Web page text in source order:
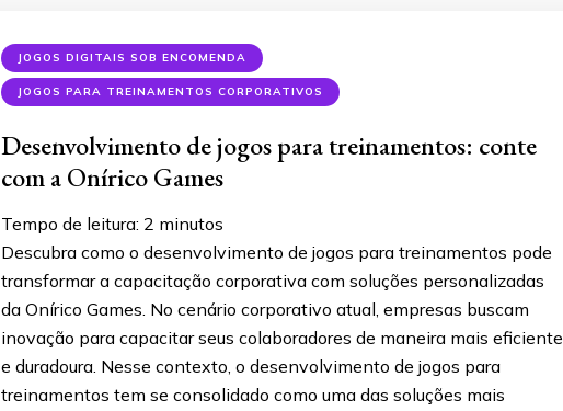
JOGOS DIGITAIS SOB ENCOMENDA
JOGOS PARA TREINAMENTOS CORPORATIVOS
Desenvolvimento de jogos para treinamentos: conte
com a Onírico Games
Tempo de leitura: 2 minutos
Descubra como o desenvolvimento de jogos para treinamentos pode
transformar a capacitação corporativa com soluções personalizadas
da Onírico Games. No cenário corporativo atual, empresas buscam
inovação para capacitar seus colaboradores de maneira mais eficiente
e duradoura. Nesse contexto, o desenvolvimento de jogos para
treinamentos tem se consolidado como uma das soluções mais